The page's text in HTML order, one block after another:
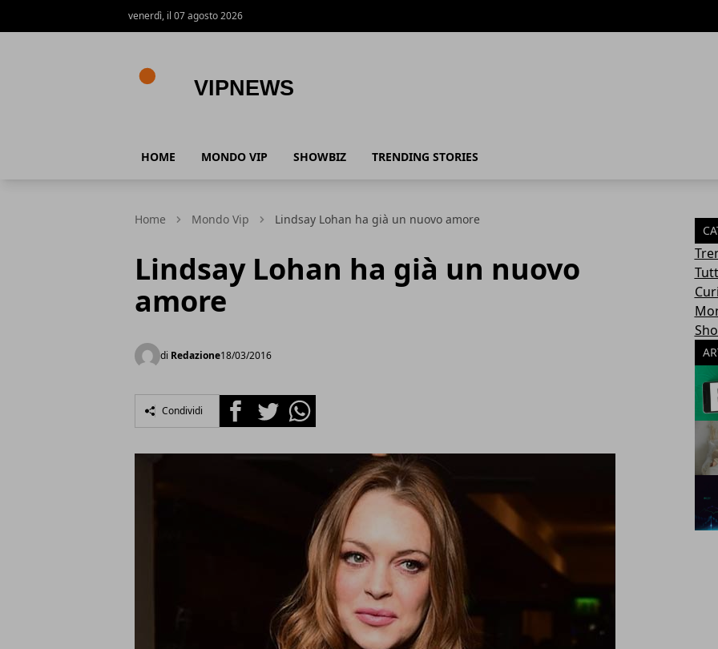
venerdì, il 07 agosto 2026
HOME MONDO VIP SHOWBIZ TRENDING STORIES
Home Mondo Vip Lindsay Lohan ha già un nuovo amore
Lindsay Lohan ha già un nuovo
amore
di Redazione18/03/2016
Condividi FacebookTwitterWhatsapp